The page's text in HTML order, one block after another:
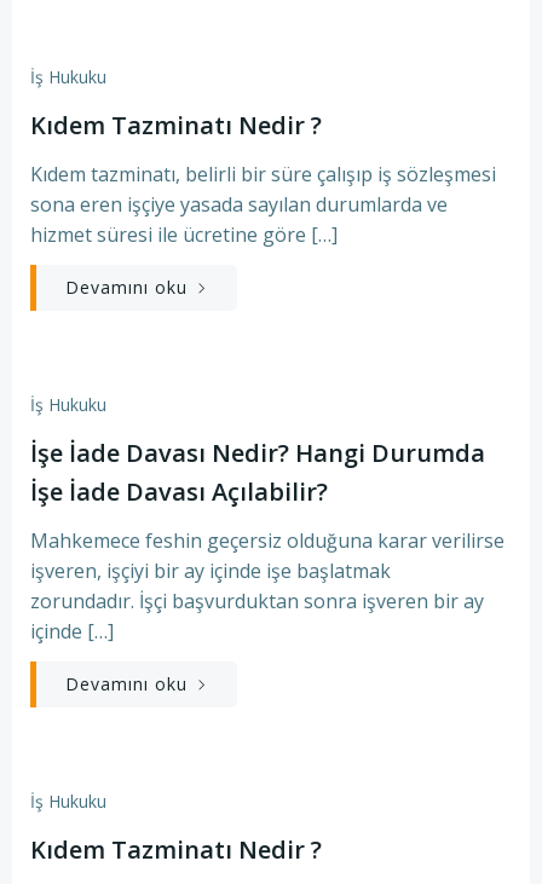
İş Hukuku
Kıdem Tazminatı Nedir ?
Kıdem tazminatı, belirli bir süre çalışıp iş sözleşmesi
sona eren işçiye yasada sayılan durumlarda ve
hizmet süresi ile ücretine göre […]
Devamını oku
İş Hukuku
İşe İade Davası Nedir? Hangi Durumda
İşe İade Davası Açılabilir?
Mahkemece feshin geçersiz olduğuna karar verilirse
işveren, işçiyi bir ay içinde işe başlatmak
zorundadır. İşçi başvurduktan sonra işveren bir ay
içinde […]
Devamını oku
İş Hukuku
Kıdem Tazminatı Nedir ?